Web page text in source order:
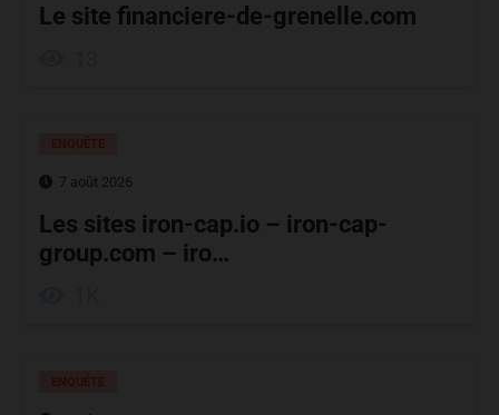
Le site financiere-de-grenelle.com
7 août 2026
Les sites iron-cap.io – iron-cap-
group.com – iro…